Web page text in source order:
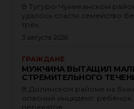
В Тугуро-Чумиканском
удалось спасти семейство
трёх...
3 августа 2026
ГРАЖДАНЕ
МУЖЧИНА ВЫТАЩИЛ
СТРЕМИТЕЛЬНОГО
В Долинском районе на
опасный инцидент:
перекатов,...